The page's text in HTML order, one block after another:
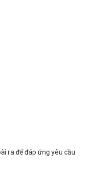
ra để đáp ứng yêu cầu